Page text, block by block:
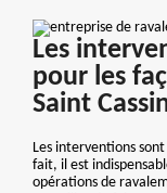
Les
pour les
Saint
Les interventions
fait, il est
opérations de